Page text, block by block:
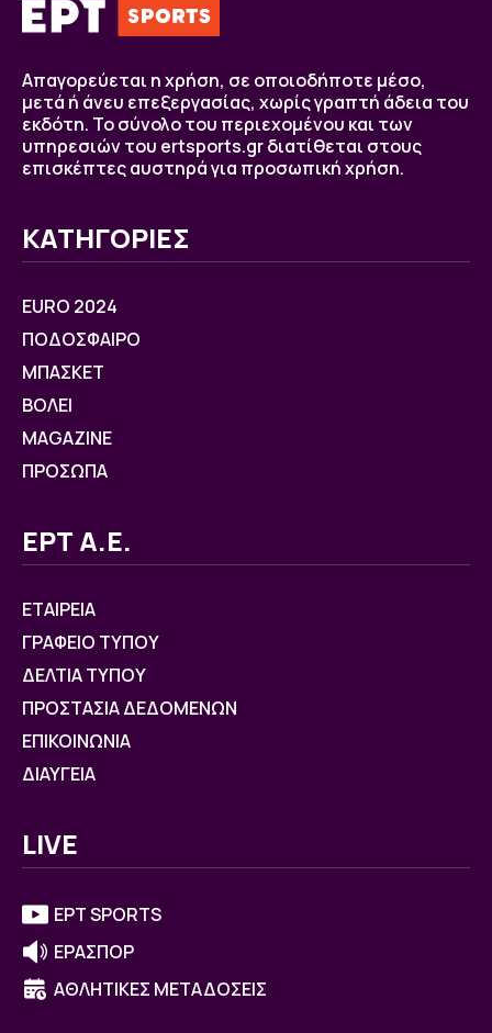
Απαγορεύεται η χρήση, σε οποιοδήποτε μέσο,
μετά ή άνευ επεξεργασίας, χωρίς γραπτή άδεια του
εκδότη. Το σύνολο του περιεχομένου και των
υπηρεσιών του ertsports.gr διατίθεται στους
επισκέπτες αυστηρά για προσωπική χρήση.
ΚΑΤΗΓΟΡΙΕΣ
EURO 2024
ΠΟΔΟΣΦΑΙΡΟ
ΜΠΑΣΚΕΤ
ΒOΛΕΙ
MAGAZINE
ΠΡΟΣΩΠΑ
ΕΡΤ Α.Ε.
ΕΤΑΙΡΕΙΑ
ΓΡΑΦΕΙΟ ΤΥΠΟΥ
ΔΕΛΤΙΑ ΤΥΠΟΥ
ΠΡΟΣΤΑΣΙΑ ΔΕΔΟΜΕΝΩΝ
ΕΠΙΚΟΙΝΩΝΙΑ
ΔΙΑΥΓΕΙΑ
LIVE
ΕΡΤ SPORTS
ΕΡΑΣΠΟΡ
ΑΘΛΗΤΙΚΕΣ ΜΕΤΑΔΟΣΕΙΣ